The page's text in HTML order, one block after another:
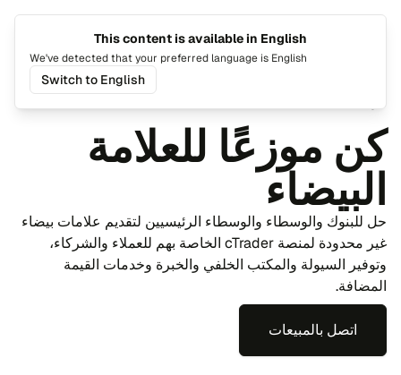
كن موزعًا للعلامة
البيضاء
حل للبنوك والوسطاء والوسطاء الرئيسيين لتقديم علامات بيضاء
غير محدودة لمنصة cTrader الخاصة بهم للعملاء والشركاء،
وتوفير السيولة والمكتب الخلفي والخبرة وخدمات القيمة
المضافة.
اتصل بالمبيعات
This content is available in English
We've detected that your preferred language is English
Switch to English